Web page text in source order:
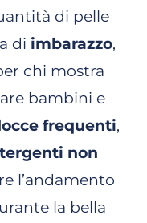
di pelle
di imbarazzo,
chi mostra
bambini e
frequenti,
non
l’andamento
la bella